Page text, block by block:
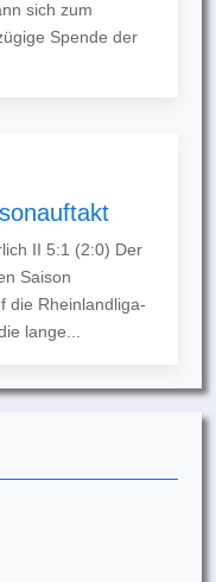
sich zum
Spende der
II 5:1 (2:0) Der
Saison
die Rheinlandliga-
lange...